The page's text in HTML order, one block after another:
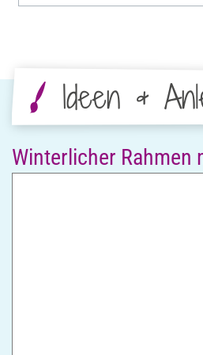
Ideen &
Winterlicher Rahmen